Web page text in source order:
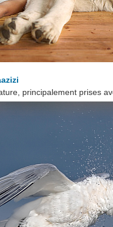
principalement prises